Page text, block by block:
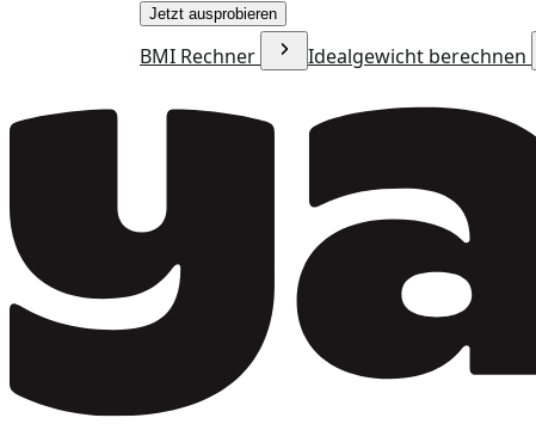
Jetzt ausprobieren
BMI Rechner Idealgewicht berechnen